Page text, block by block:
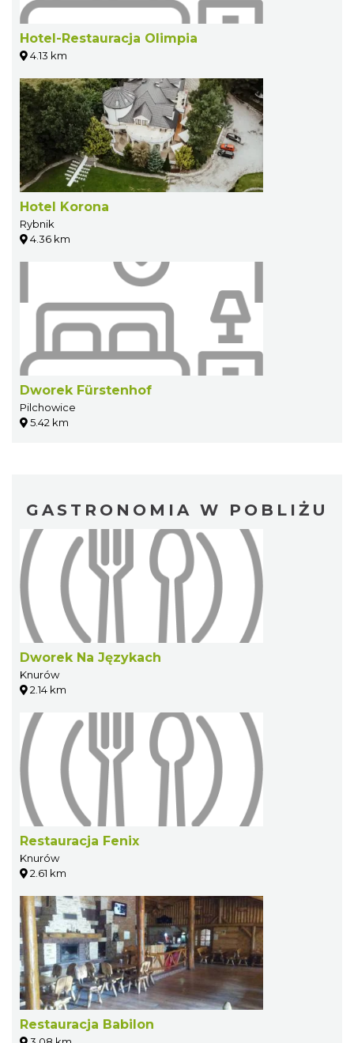
Hotel-Restauracja Olimpia
4.13 km
Hotel Korona
Rybnik
4.36 km
Dworek Fürstenhof
Pilchowice
5.42 km
GASTRONOMIA W POBLIŻU
Dworek Na Językach
Knurów
2.14 km
Restauracja Fenix
Knurów
2.61 km
Restauracja Babilon